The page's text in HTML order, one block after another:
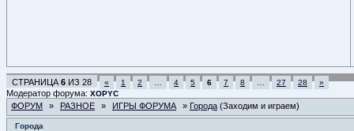
СТРАНИЦА 6 ИЗ 28 « 1 2 4 5 6 7 8 27 28 »
Модератор форума: XOPYC
ФОРУМ » РАЗНОЕ » ИГРЫ ФОРУМА » Города (Заходим и играем)
Города